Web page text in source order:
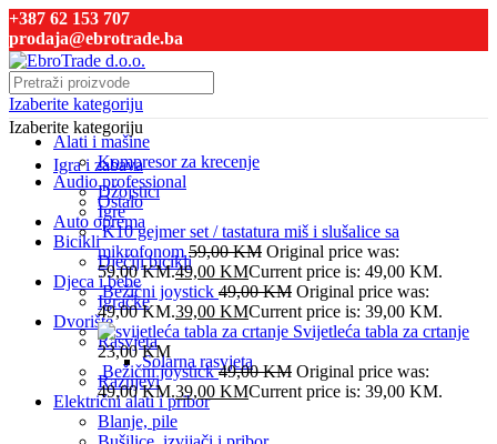
+387 62 153 707
prodaja@ebrotrade.ba
Izaberite kategoriju
Alati i mašine
Kompresor za krecenje
Audio professional
Ostalo
Auto oprema
Bicikli
Dječiji bicikli
Djeca i bebe
Igračke
Dvorište
Rasvjeta
Solarna rasvjeta
Raznjevi
Električni alati i pribor
Blanje, pile
Izaberite kategoriju
Igra i zabava
Džojstici
Igre
K10 gejmer set / tastatura miš i slušalice sa
mikrofonom59,00KM Original price was:
59,00 KM.49,00 KMCurrent price is: 49,00 KM.
Bežični joystick 49,00KM Original price was:
49,00 KM.39,00 KMCurrent price is: 39,00 KM.
Svijetleća tabla za crtanje
23,00KM
Bežični joystick49,00KM Original price was:
49,00 KM.39,00 KMCurrent price is: 39,00 KM.